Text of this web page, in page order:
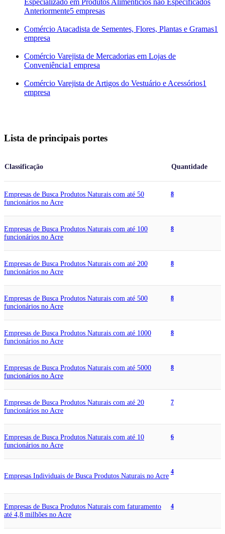
Especializado em Produtos Alimentícios não Especificados
Anteriormente5 empresas
Comércio Atacadista de Sementes, Flores, Plantas e Gramas1
empresa
Comércio Varejista de Mercadorias em Lojas de
Conveniência1 empresa
Comércio Varejista de Artigos do Vestuário e Acessórios1
empresa
Lista de principais portes
Classificação Quantidade
Empresas de Busca Produtos Naturais com até 50
funcionários no Acre
8
Empresas de Busca Produtos Naturais com até 100
funcionários no Acre
8
Empresas de Busca Produtos Naturais com até 200
funcionários no Acre
8
Empresas de Busca Produtos Naturais com até 500
funcionários no Acre
8
Empresas de Busca Produtos Naturais com até 1000
funcionários no Acre
8
Empresas de Busca Produtos Naturais com até 5000
funcionários no Acre
8
Empresas de Busca Produtos Naturais com até 20
funcionários no Acre
7
Empresas de Busca Produtos Naturais com até 10
funcionários no Acre
6
Empresas Individuais de Busca Produtos Naturais no Acre
4
Empresas de Busca Produtos Naturais com faturamento
até 4,8 milhões no Acre
4